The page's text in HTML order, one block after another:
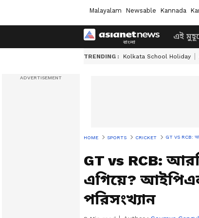
Malayalam Newsable Kannada
এই
TRENDING : Kolkata School Holiday
HOME SPORTS CRICKET GT VS RCB:
GT vs RCB:
এগিয়ে?
পরিসংখ্যান